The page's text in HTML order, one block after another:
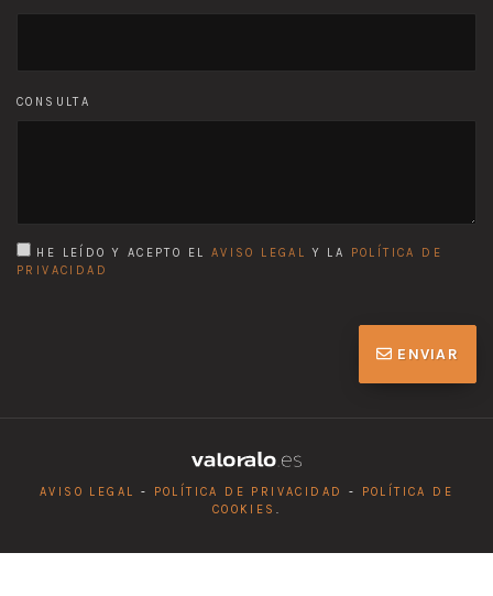
CONSULTA
HE LEÍDO Y ACEPTO EL AVISO LEGAL Y LA
POLÍTICA DE
PRIVACIDAD
ENVIAR
AVISO LEGAL - POLÍTICA DE PRIVACIDAD -
POLÍTICA DE
COOKIES .